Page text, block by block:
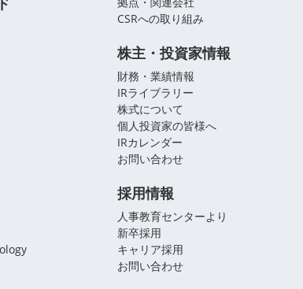
CSRへの取り組み
株主・投資家情報
財務・業績情報
IRライブラリー
株式について
個人投資家の皆様へ
IRカレンダー
お問い合わせ
採用情報
人事教育センターより
新卒採用
キャリア採用
お問い合わせ